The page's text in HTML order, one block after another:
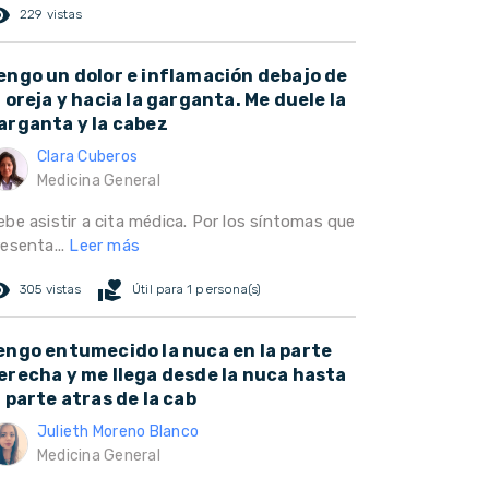
229 vistas
un dolor e inflamación debajo de
oreja y hacia la garganta. Me duele la
y la cabez
Clara Cuberos
Medicina General
asistir a cita médica. Por los síntomas que
Leer más
305 vistas volunteer_activism Útil para 1 persona(s)
entumecido la nuca en la parte
y me llega desde la nuca hasta
parte atras de la cab
Julieth Moreno Blanco
Medicina General